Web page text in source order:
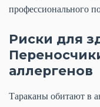
профессионального
Риски для
аллергенов
Тараканы обитают в